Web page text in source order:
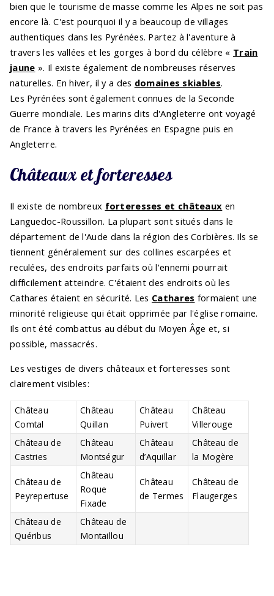
bien que le tourisme de masse comme les Alpes ne soit pas
encore là. C'est pourquoi il y a beaucoup de villages
authentiques dans les Pyrénées. Partez à l'aventure à
travers les vallées et les gorges à bord du célèbre « Train
jaune ». Il existe également de nombreuses réserves
naturelles. En hiver, il y a des domaines skiables.
Les Pyrénées sont également connues de la Seconde
Guerre mondiale. Les marins dits d'Angleterre ont voyagé
de France à travers les Pyrénées en Espagne puis en
Angleterre.
Châteaux et forteresses
Il existe de nombreux forteresses et châteaux en
Languedoc-Roussillon. La plupart sont situés dans le
département de l'Aude dans la région des Corbières. Ils se
tiennent généralement sur des collines escarpées et
reculées, des endroits parfaits où l'ennemi pourrait
difficilement atteindre. C'étaient des endroits où les
Cathares étaient en sécurité. Les Cathares formaient une
minorité religieuse qui était opprimée par l'église romaine.
Ils ont été combattus au début du Moyen Âge et, si
possible, massacrés.
Les vestiges de divers châteaux et forteresses sont
clairement visibles:
Château
Comtal
Château
Quillan
Château
Puivert
Château
Villerouge
Château de
Castries
Château
Montségur
Château
d’Aquillar
Château de
la Mogère
Château de
Peyrepertuse
Château
Roque
Fixade
Château
de Termes
Château de
Flaugerges
Château de
Quéribus
Château de
Montaillou